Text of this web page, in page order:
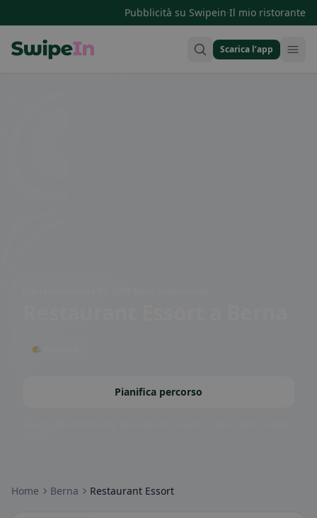
Pubblicità su Swipein·Il mio ristorante
Scarica l’app
🌤 Terrazza
Pianifica percorso
Home Berna Restaurant Essort